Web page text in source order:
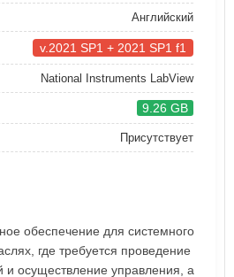
Английский
v.2021 SP1 + 2021 SP1 f1
National Instruments LabView
9.26 GB
Присутствует
обеспечение для системного
где требуется проведение
и осуществление управления, а